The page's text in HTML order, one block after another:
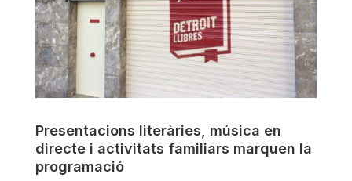
Presentacions literàries, música en
directe i activitats familiars marquen la
programació